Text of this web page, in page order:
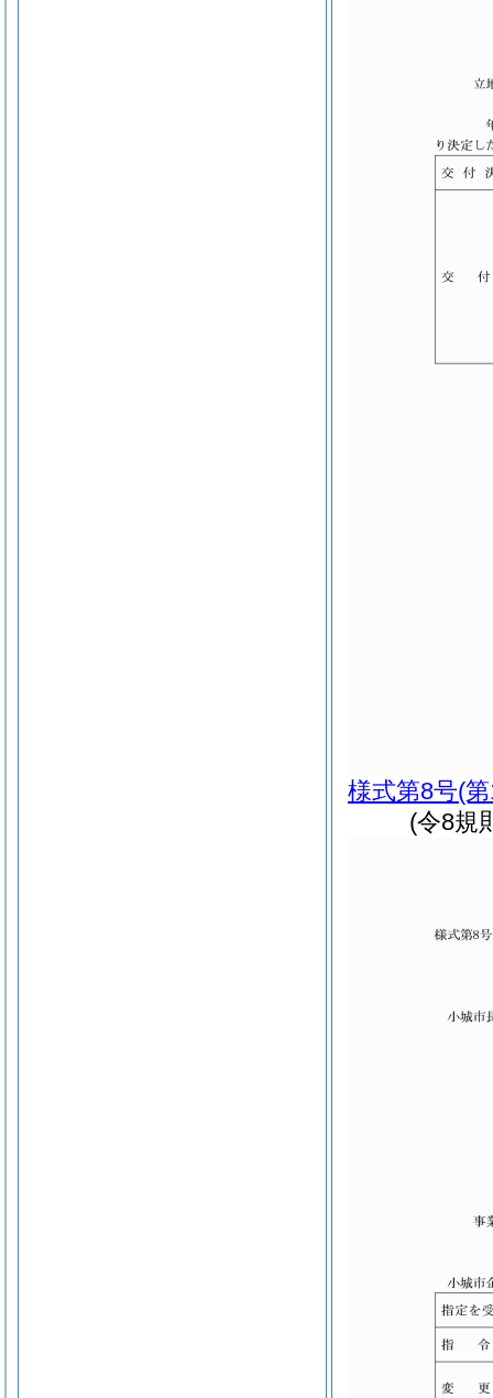
様式第8号(
(令8規